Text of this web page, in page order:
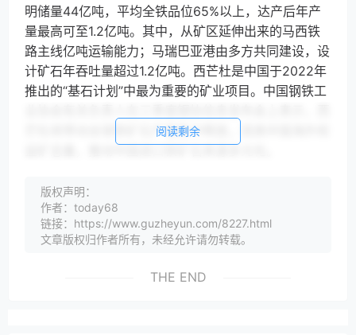
明储量44亿吨，平均全铁品位65%以上，达产后年产
量最高可至1.2亿吨。其中，从矿区延伸出来的马西铁
路主线亿吨运输能力；马瑞巴亚港由多方共同建设，设
计矿石年吞吐量超过1.2亿吨。西芒杜是中国于2022年
推出的“基石计划”中最为重要的矿业项目。中国钢铁工
芒杜将带动全球铁矿石产量集中释放，提高中国海外权
质勘查基金管理中心日前发布的《全国地质勘查基金情
况通报（2025）》（以下简称《通报》）显示，2024
年中央和省级地质勘查基金项目成果出让探矿权宗数创
成果166宗，探矿权出让收益388.44亿元。其中，中央
阅读剩余
版权声明：
作者：today68
链接：https://www.guzheyun.com/8227.html
文章版权归作者所有，未经允许请勿转载。
THE END